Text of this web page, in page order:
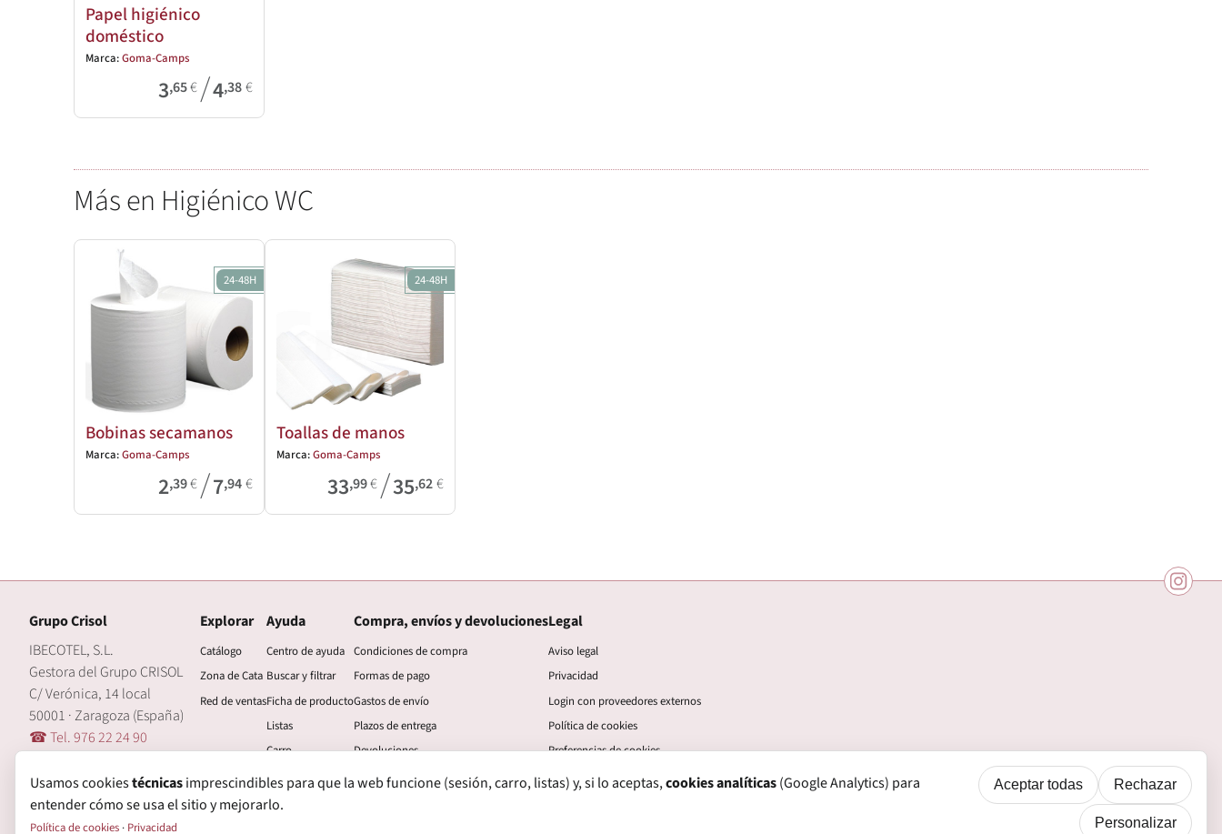
Papel higiénico
doméstico
Marca:Goma-Camps
3,65€/4,38€
Más en Higiénico WC
24-48H
Bobinas secamanos
Marca:Goma-Camps
2,39€/7,94€
24-48H
Toallas de manos
Marca:Goma-Camps
33,99€/35,62€
Grupo Crisol
IBECOTEL, S.L.
Gestora del Grupo CRISOL
C/ Verónica, 14 local
50001 · Zaragoza (España)
☎ Tel. 976 22 24 90
Explorar
Catálogo
Zona de Cata
Red de ventas
Ayuda
Centro de ayuda
Buscar y filtrar
Ficha de producto
Listas
Carro
Mi cuenta
Compra, envíos y devoluciones
Condiciones de compra
Formas de pago
Gastos de envío
Plazos de entrega
Devoluciones
Garantía
Legal
Aviso legal
Privacidad
Login con proveedores externos
Política de cookies
Preferencias de cookies
Usamos cookiestécnicasimprescindibles para que la web funcione (sesión, carro, listas) y, si lo aceptas,cookies analíticas(Google Analytics) para
entender cómo se usa el sitio y mejorarlo.
Política de cookies · Privacidad
Aceptar todas Rechazar
Personalizar